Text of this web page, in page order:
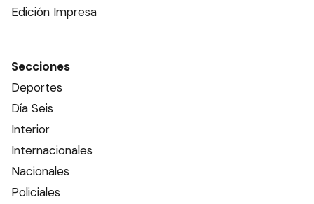
Edición Impresa
Secciones
Deportes
Día Seis
Interior
Internacionales
Nacionales
Policiales